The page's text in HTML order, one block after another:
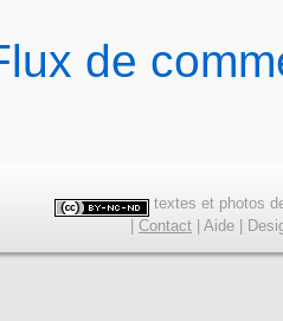
de
textes et photos
Contact Aide